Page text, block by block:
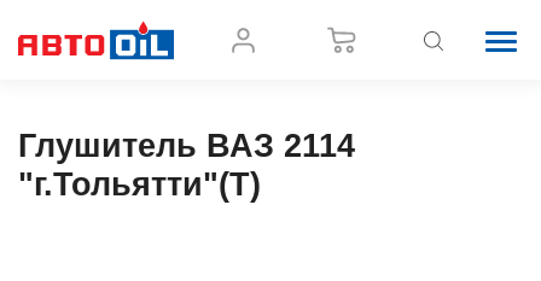
Глушитель ВАЗ 2114
"г.Тольятти"(Т)